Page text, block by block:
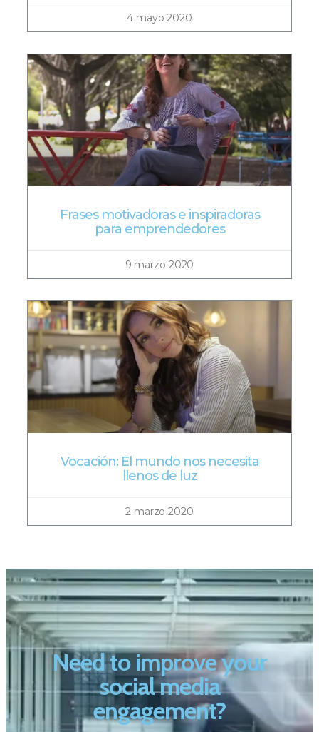
4 mayo 2020
Frases motivadoras e inspiradoras
para emprendedores
9 marzo 2020
Vocación: El mundo nos necesita
llenos de luz
2 marzo 2020
Need to improve your
social media
engagement?